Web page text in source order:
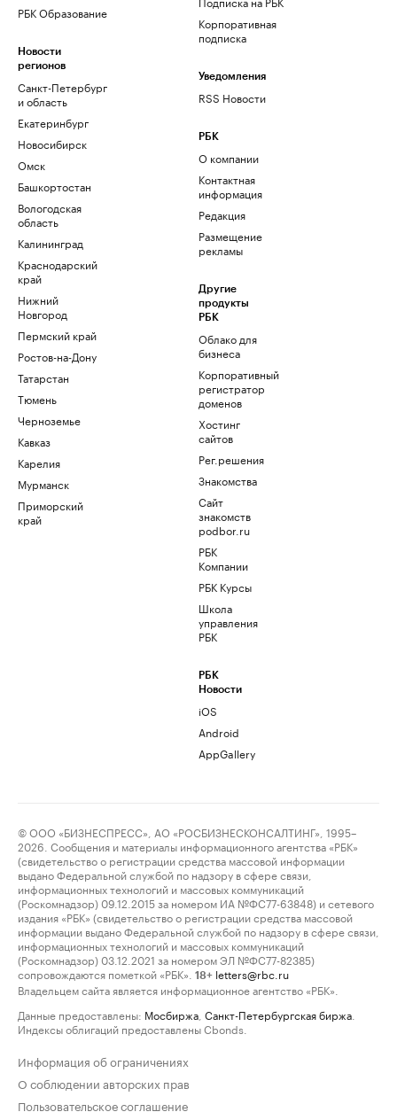
РБК Образование
Новости
регионов
Санкт-Петербург
и область
Екатеринбург
Новосибирск
Омск
Башкортостан
Вологодская
область
Калининград
Краснодарский
край
Нижний
Новгород
Пермский край
Ростов-на-Дону
Татарстан
Тюмень
Черноземье
Кавказ
Карелия
Мурманск
Приморский
край
Корпоративная
подписка
Уведомления
RSS Новости
РБК
О компании
Контактная
информация
Редакция
Размещение
рекламы
Другие
продукты
РБК
Облако для
бизнеса
Корпоративный
регистратор
доменов
Хостинг
сайтов
Рег.решения
Знакомства
Сайт
знакомств
podbor.ru
РБК
Компании
РБК Курсы
Школа
управления
РБК
РБК
Новости
iOS
Android
AppGallery
© ООО «БИЗНЕСПРЕСС», АО «РОСБИЗНЕСКОНСАЛТИНГ», 1995–
2026. Сообщения и материалы информационного агентства «РБК»
(свидетельство о регистрации средства массовой информации
выдано Федеральной службой по надзору в сфере связи,
информационных технологий и массовых коммуникаций
(Роскомнадзор) 09.12.2015 за номером ИА №ФС77-63848) и сетевого
издания «РБК» (свидетельство о регистрации средства массовой
информации выдано Федеральной службой по надзору в сфере связи,
информационных технологий и массовых коммуникаций
(Роскомнадзор) 03.12.2021 за номером ЭЛ №ФС77-82385)
сопровождаются пометкой «РБК».
18+ letters@rbc.ru
Владельцем сайта является информационное агентство «РБК».
Данные предоставлены: Мосбиржа Санкт-Петербургская биржа
Индексы облигаций предоставлены Cbonds.
Информация об ограничениях
О соблюдении авторских прав
Пользовательское соглашение